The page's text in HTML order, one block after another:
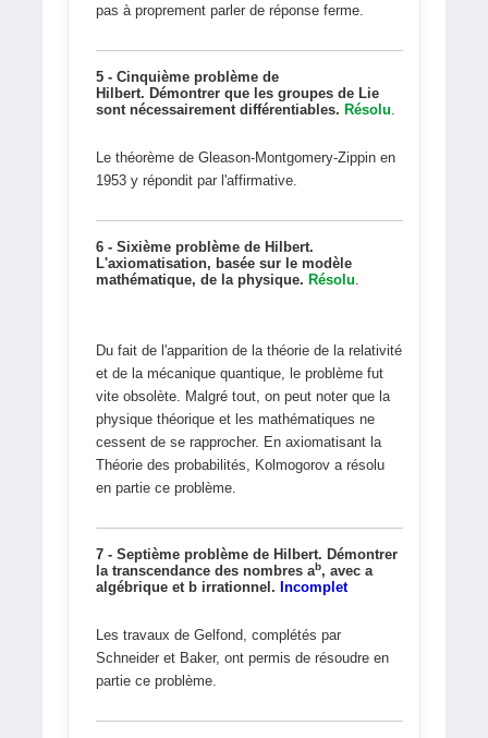
pas à proprement parler de réponse ferme.
5 - Cinquième problème de
Hilbert. Démontrer que les groupes de Lie
sont nécessairement différentiables. Résolu.
Le théorème de Gleason-Montgomery-Zippin en
1953 y répondit par l'affirmative.
6 - Sixième problème de Hilbert.
L'axiomatisation, basée sur le modèle
mathématique, de la physique. Résolu.
Du fait de l'apparition de la théorie de la relativité
et de la mécanique quantique, le problème fut
vite obsolète. Malgré tout, on peut noter que la
physique théorique et les mathématiques ne
cessent de se rapprocher. En axiomatisant la
Théorie des probabilités, Kolmogorov a résolu
en partie ce problème.
7 - Septième problème de Hilbert. Démontrer
la transcendance des nombres ab, avec a
algébrique et b irrationnel. Incomplet
Les travaux de Gelfond, complétés par
Schneider et Baker, ont permis de résoudre en
partie ce problème.